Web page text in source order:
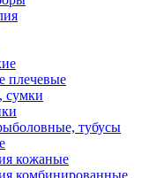
плечевые
сумки
тубусы
кожаные
комбинированные